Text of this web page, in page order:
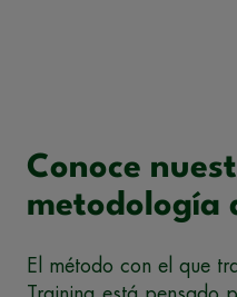
Conoce
metodología
El método con el que